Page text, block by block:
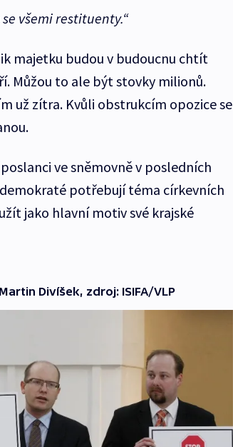
všemi restituenty.“
majetku budou v budoucnu chtít
Můžou to ale být stovky milionů.
už zítra. Kvůli obstrukcím opozice se
ve sněmovně v posledních
potřebují téma církevních
jako hlavní motiv své krajské
Divíšek, zdroj: ISIFA/VLP